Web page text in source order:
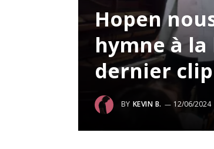
Hopen
hymne à
dernier
BY KEVIN B. 12/06/2024